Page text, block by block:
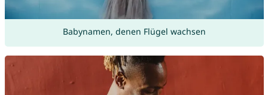
Babynamen, denen Flügel wachsen